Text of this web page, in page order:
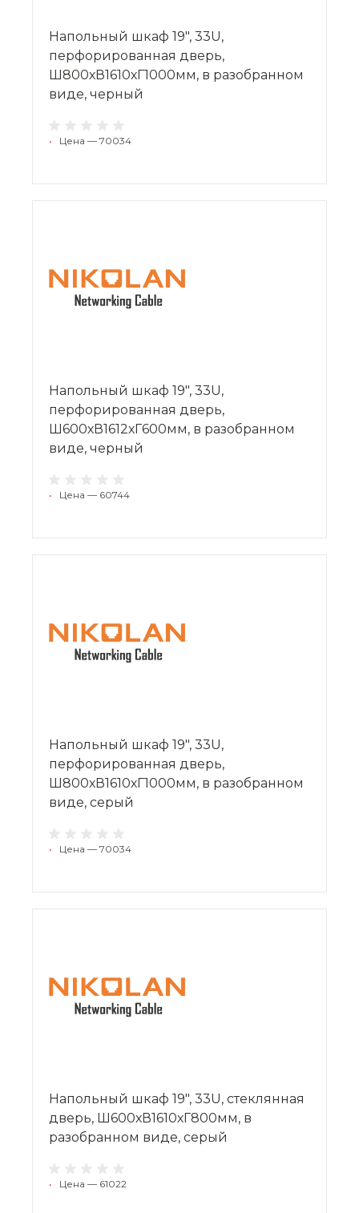
Напольный шкаф 19", 33U,
перфорированная дверь,
Ш800хВ1610хГ1000мм, в разобранном
виде, черный
• Цена — 70034
Напольный шкаф 19", 33U,
перфорированная дверь,
Ш600хВ1612хГ600мм, в разобранном
виде, черный
• Цена — 60744
Напольный шкаф 19", 33U,
перфорированная дверь,
Ш800хВ1610хГ1000мм, в разобранном
виде, серый
• Цена — 70034
Напольный шкаф 19", 33U, стеклянная
дверь, Ш600хВ1610хГ800мм, в
разобранном виде, серый
• Цена — 61022